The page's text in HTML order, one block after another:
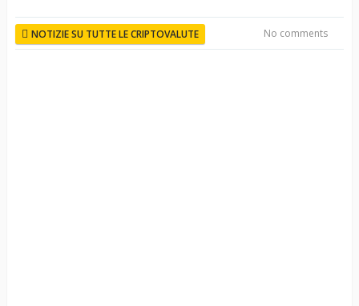
NOTIZIE SU TUTTE LE CRIPTOVALUTE No comments